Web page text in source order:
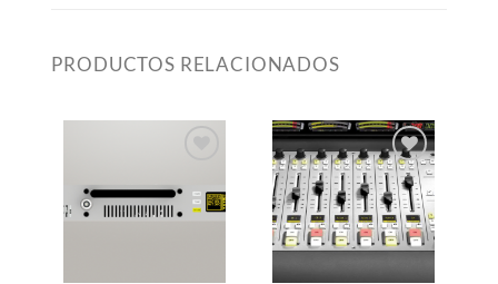
PRODUCTOS RELACIONADOS